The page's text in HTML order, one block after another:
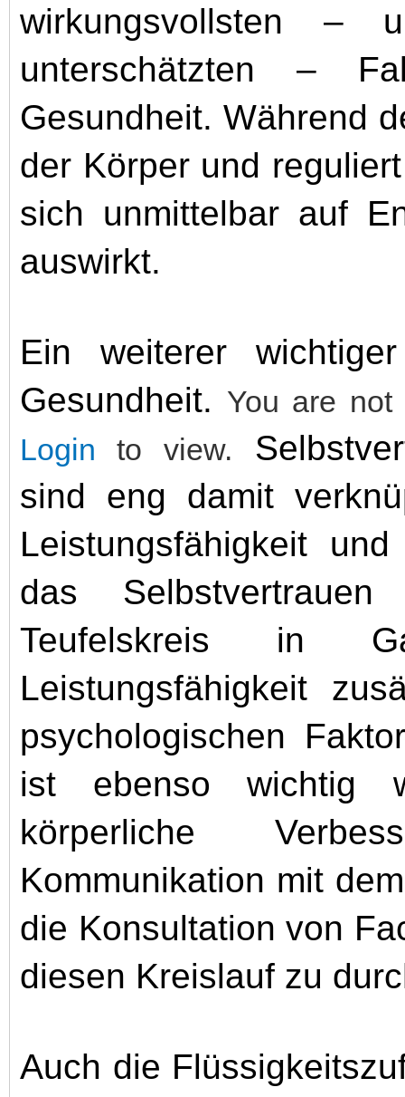
wirkungsvollsten –
unterschätzten –
Gesundheit. Während
der Körper und
sich unmittelbar auf
auswirkt.
Ein weiterer
Gesundheit. You are
Login to view.
sind eng damit
Leistungsfähigkeit
das
Teufelskreis in
Leistungsfähigkeit
psychologischen
ist ebenso wichtig
körperliche
Kommunikation mit
die Konsultation von
diesen Kreislauf zu
Auch die